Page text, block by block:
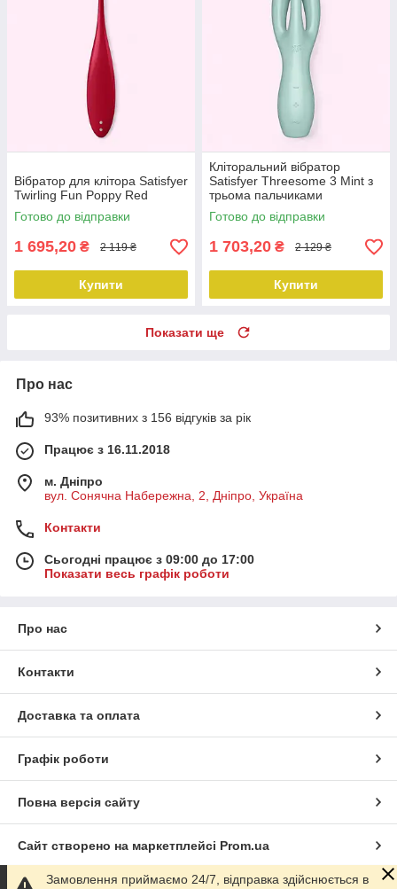
Вібратор для клітора Satisfyer
Twirling Fun Poppy Red
Готово до відправки
1 695,20 ₴ 2 119 ₴
Купити
Кліторальний вібратор
Satisfyer Threesome 3 Mint з
трьома пальчиками
Готово до відправки
1 703,20 ₴ 2 129 ₴
Купити
Показати ще
Про нас
93% позитивних з 156 відгуків за рік
Працює з 16.11.2018
м. Дніпро
вул. Сонячна Набережна, 2, Дніпро, Україна
Контакти
Сьогодні працює з 09:00 до 17:00
Показати весь графік роботи
Про нас
Контакти
Доставка та оплата
Графік роботи
Повна версія сайту
Сайт створено на маркетплейсі Prom.ua
Замовлення приймаємо 24/7, відправка здійснюється в